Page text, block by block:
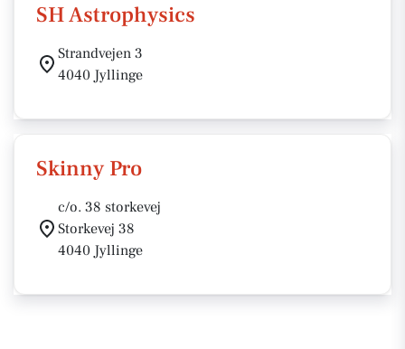
SH Astrophysics
Strandvejen 3
4040 Jyllinge
Skinny Pro
c/o. 38 storkevej
Storkevej 38
4040 Jyllinge